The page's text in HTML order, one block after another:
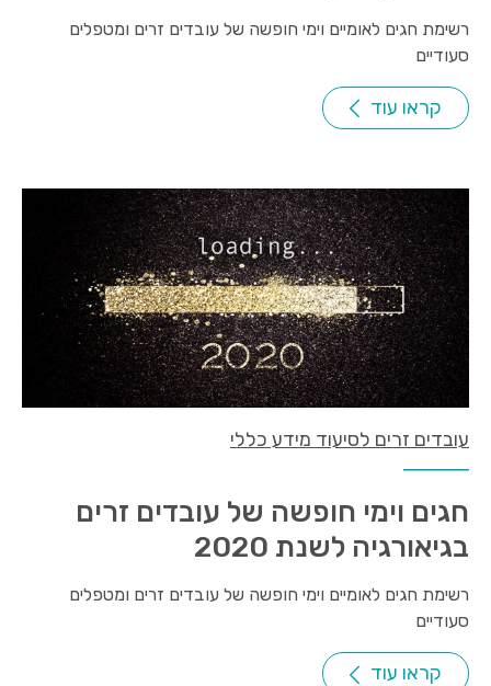
רשימת חגים לאומיים וימי חופשה של עובדים זרים ומטפלים
סעודיים
קראו עוד
עובדים זרים לסיעוד מידע כללי
חגים וימי חופשה של עובדים זרים
בגיאורגיה לשנת 2020
רשימת חגים לאומיים וימי חופשה של עובדים זרים ומטפלים
סעודיים
קראו עוד